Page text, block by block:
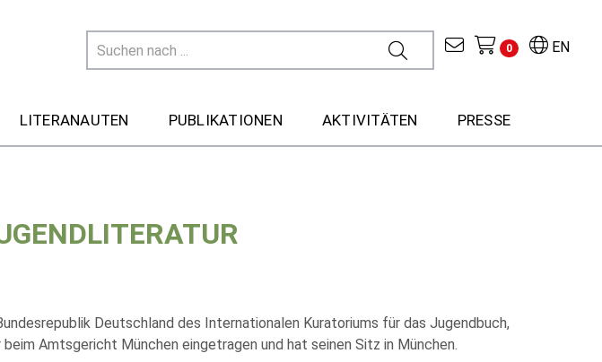
EN
0
LITERANAUTEN PUBLIKATIONEN AKTIVITÄTEN PRESSE
Deutschland des Internationalen Kuratoriums für das Jugendbuch,
Amtsgericht München eingetragen und hat seinen Sitz in München.